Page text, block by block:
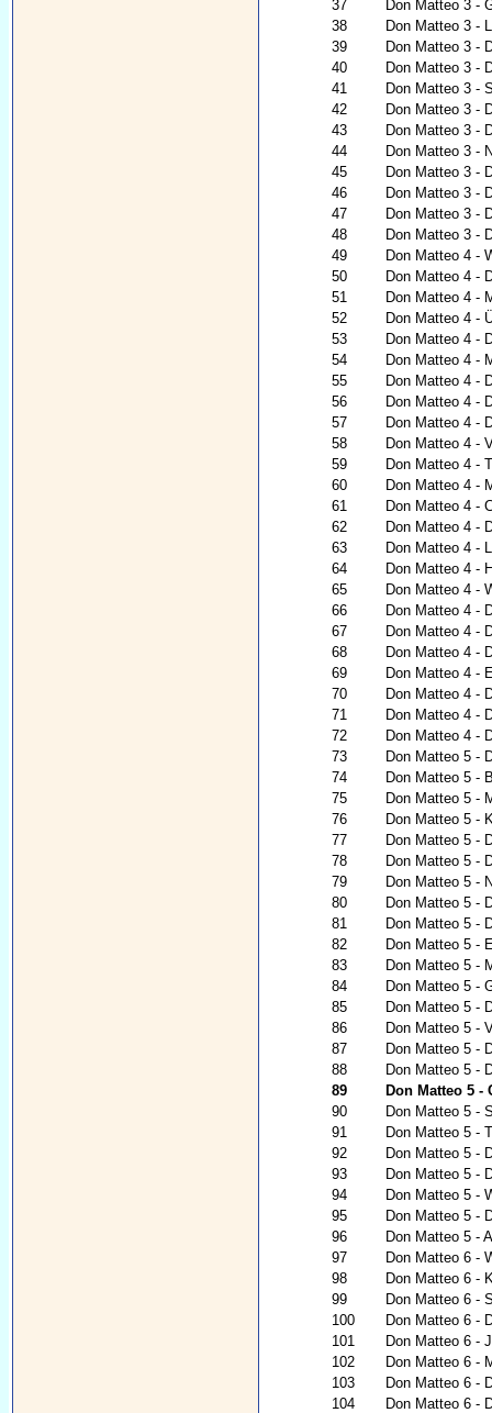
37
Don Matteo 3 -
38
Don Matteo 3 -
39
Don Matteo 3 -
40
Don Matteo 3 -
41
Don Matteo 3 -
42
Don Matteo 3 -
43
Don Matteo 3 -
44
Don Matteo 3 -
45
Don Matteo 3 -
46
Don Matteo 3 -
47
Don Matteo 3 -
48
Don Matteo 3 -
49
Don Matteo 4 -
50
Don Matteo 4 -
51
Don Matteo 4 -
52
Don Matteo 4 -
53
Don Matteo 4 -
54
Don Matteo 4 -
55
Don Matteo 4 -
56
Don Matteo 4 -
57
Don Matteo 4 -
58
Don Matteo 4 -
59
Don Matteo 4 -
60
Don Matteo 4 -
61
Don Matteo 4 -
62
Don Matteo 4 -
63
Don Matteo 4 -
64
Don Matteo 4 -
65
Don Matteo 4 -
66
Don Matteo 4 -
67
Don Matteo 4 -
68
Don Matteo 4 -
69
Don Matteo 4 -
70
Don Matteo 4 -
71
Don Matteo 4 -
72
Don Matteo 4 -
73
Don Matteo 5 -
74
Don Matteo 5 -
75
Don Matteo 5 -
76
Don Matteo 5 -
77
Don Matteo 5 -
78
Don Matteo 5 -
79
Don Matteo 5 -
80
Don Matteo 5 -
81
Don Matteo 5 -
82
Don Matteo 5 -
83
Don Matteo 5 -
84
Don Matteo 5 -
85
Don Matteo 5 -
86
Don Matteo 5 -
87
Don Matteo 5 -
88
Don Matteo 5 -
89
Don Matteo 5 -
90
Don Matteo 5 -
91
Don Matteo 5 -
92
Don Matteo 5 -
93
Don Matteo 5 -
94
Don Matteo 5 -
95
Don Matteo 5 -
96
Don Matteo 5 -
97
Don Matteo 6 -
98
Don Matteo 6 -
99
Don Matteo 6 -
100
Don Matteo 6 -
101
Don Matteo 6 -
102
Don Matteo 6 -
103
Don Matteo 6 -
104
Don Matteo 6 -